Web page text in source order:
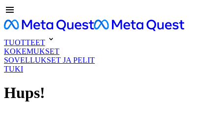
TUOTTEET
KOKEMUKSET
SOVELLUKSET JA PELIT
TUKI
Hups!